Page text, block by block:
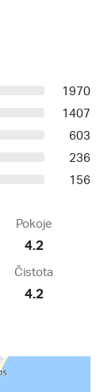
1970
1407
603
236
156
Pokoje
4.2
Čistota
4.2